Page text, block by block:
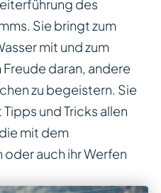
des
Sie bringt zum
mit und zum
daran, andere
zu begeistern. Sie
und Tricks allen
mit dem
auch ihr Werfen